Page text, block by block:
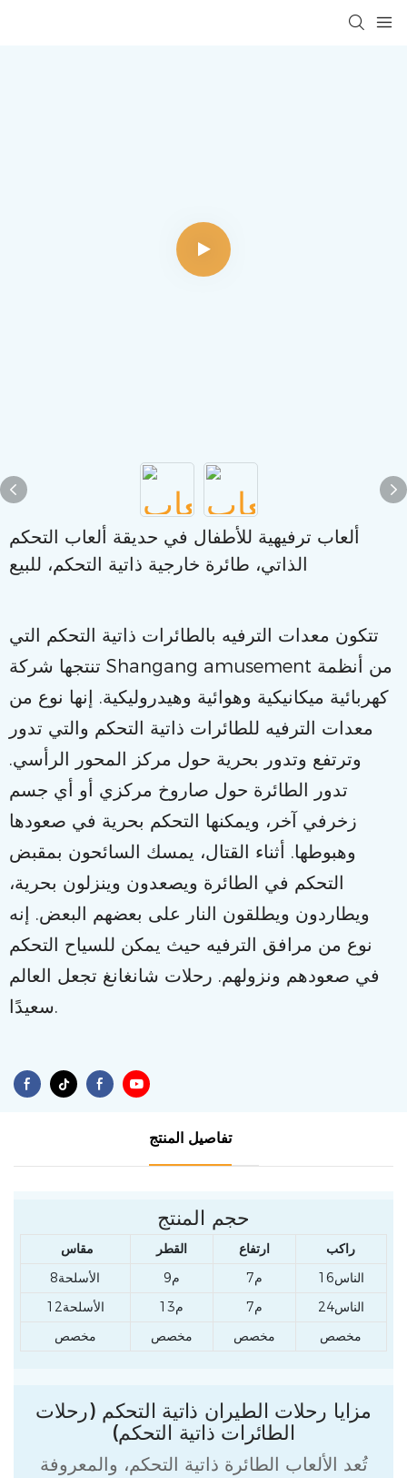
ألعاب ترفيهية للأطفال في حديقة ألعاب التحكم
الذاتي، طائرة خارجية ذاتية التحكم، للبيع
تتكون معدات الترفيه بالطائرات ذاتية التحكم التي
تنتجها شركة Shangang amusement من أنظمة
كهربائية ميكانيكية وهوائية وهيدروليكية. إنها نوع من
معدات الترفيه للطائرات ذاتية التحكم والتي تدور
وترتفع وتدور بحرية حول مركز المحور الرأسي.
تدور الطائرة حول صاروخ مركزي أو أي جسم
زخرفي آخر، ويمكنها التحكم بحرية في صعودها
وهبوطها. أثناء القتال، يمسك السائحون بمقبض
التحكم في الطائرة ويصعدون وينزلون بحرية،
ويطاردون ويطلقون النار على بعضهم البعض. إنه
نوع من مرافق الترفيه حيث يمكن للسياح التحكم
في صعودهم ونزولهم. رحلات شانغانغ تجعل العالم
سعيدًا.
تفاصيل المنتج
حجم المنتج
مقاس القطر ارتفاع
راكب
الأسلحة8
م9 م7
الناس16
الأسلحة12
م13 م7
الناس24
مخصص
مخصص مخصص مخصص
مزايا رحلات الطيران ذاتية التحكم (رحلات
الطائرات ذاتية التحكم)
تُعد الألعاب الطائرة ذاتية التحكم، والمعروفة